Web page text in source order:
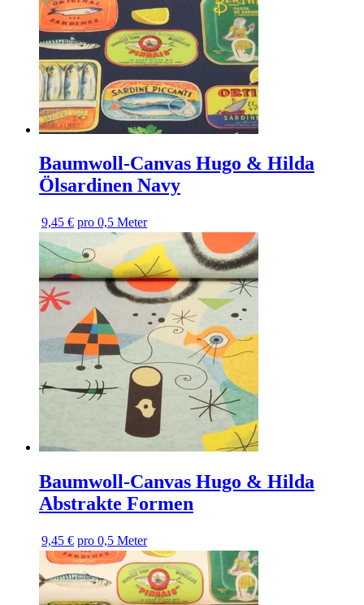
Baumwoll-Canvas Hugo & Hilda
Ölsardinen Navy
9,45 € pro 0,5 Meter
Baumwoll-Canvas Hugo & Hilda
Abstrakte Formen
9,45 € pro 0,5 Meter